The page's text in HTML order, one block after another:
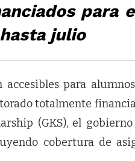
para
julio
para
totalmente
(GKS), el
cobertura de